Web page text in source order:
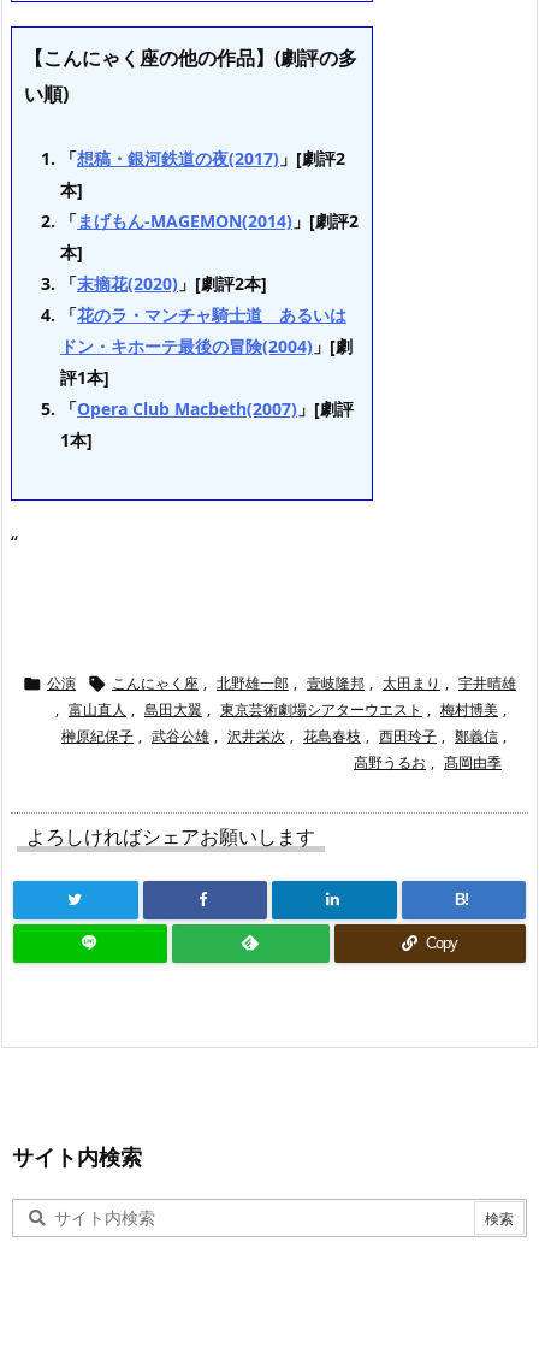
【こんにゃく座の他の作品】(劇評の多
い順)
「想稿・銀河鉄道の夜(2017) 」[劇評2
本]
「まげもん-MAGEMON(2014) 」[劇評2
本]
「末摘花(2020) 」[劇評2本]
「花のラ・マンチャ騎士道 あるいは
ドン・キホーテ最後の冒険(2004) 」[劇
評1本]
「Opera Club Macbeth(2007) 」[劇評
1本]
“
 公演  こんにゃく座 , 北野雄一郎 , 壹岐隆邦 , 太田まり , 宇井晴雄
, 富山直人 , 島田大翼 , 東京芸術劇場シアターウエスト , 梅村博美 ,
榊原紀保子 , 武谷公雄 , 沢井栄次 , 花島春枝 , 西田玲子 , 鄭義信 ,
高野うるお , 髙岡由季
よろしければシェアお願いします
B!
Copy
サイト内検索